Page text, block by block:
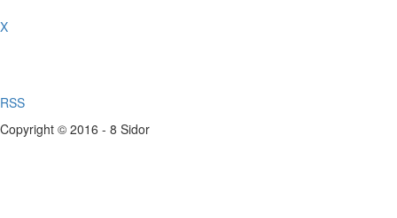
X
RSS
Copyright © 2016 - 8 Sidor